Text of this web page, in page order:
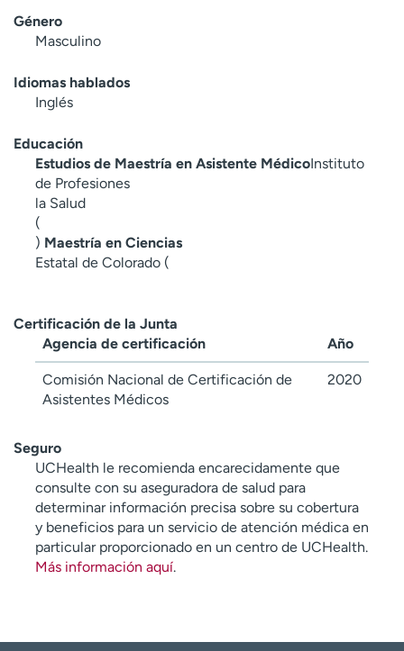
Género
Masculino
Idiomas hablados
Inglés
Educación
Estudios de Maestría en Asistente MédicoInstituto
de Profesiones
la Salud
(
) Maestría en Ciencias
Estatal de Colorado (
Certificación de la Junta
Agencia de certificación
Año
Comisión Nacional de Certificación de
Asistentes Médicos
2020
Seguro
UCHealth le recomienda encarecidamente que
consulte con su aseguradora de salud para
determinar información precisa sobre su cobertura
y beneficios para un servicio de atención médica en
particular proporcionado en un centro de UCHealth.
Más información aquí.